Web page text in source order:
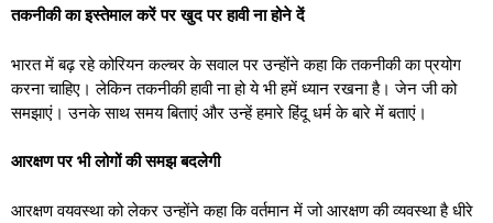
तकनीकी का इस्तेमाल करें पर खुद पर हावी ना होने दें
भारत में बढ़ रहे कोरियन कल्चर के सवाल पर उन्होंने कहा कि तकनीकी का प्रयोग
करना चाहिए। लेकिन तकनीकी हावी ना हो ये भी हमें ध्यान रखना है। जेन जी को
समझाएं। उनके साथ समय बिताएं और उन्हें हमारे हिंदू धर्म के बारे में बताएं।
आरक्षण पर भी लोगों की समझ बदलेगी
आरक्षण वयवस्था को लेकर उन्होंने कहा कि वर्तमान में जो आरक्षण की व्यवस्था है धीरे